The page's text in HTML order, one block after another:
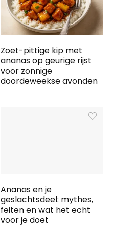
Zoet-pittige kip met
ananas op geurige rijst
voor zonnige
doordeweekse avonden
Ananas en je
geslachtsdeel: mythes,
feiten en wat het echt
voor je doet